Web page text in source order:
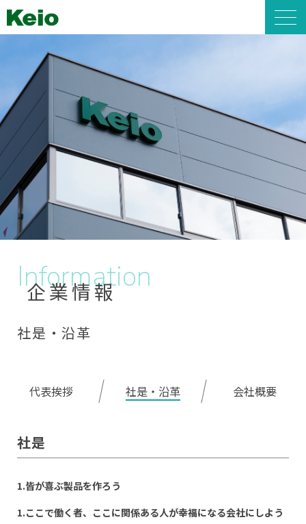
Information
企業情報
社是・沿革
代表挨拶 社是・沿革 会社概要
社是
1.皆が喜ぶ製品を作ろう
1.ここで働く者、ここに関係ある人が幸福になる会社にしよう